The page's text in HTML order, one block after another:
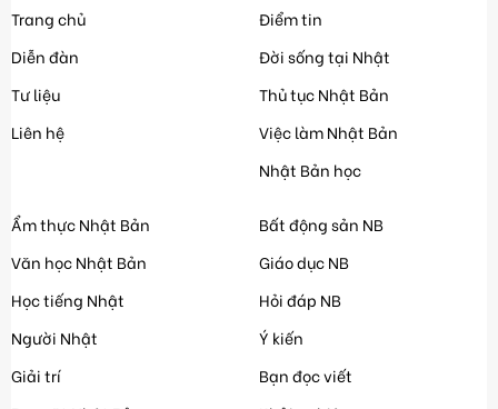
Trang chủ
Diễn đàn
Tư liệu
Liên hệ
Điểm tin
Đời sống tại Nhật
Thủ tục Nhật Bản
Việc làm Nhật Bản
Nhật Bản học
Ẩm thực Nhật Bản
Văn học Nhật Bản
Học tiếng Nhật
Người Nhật
Giải trí
Bất động sản NB
Giáo dục NB
Hỏi đáp NB
Ý kiến
Bạn đọc viết